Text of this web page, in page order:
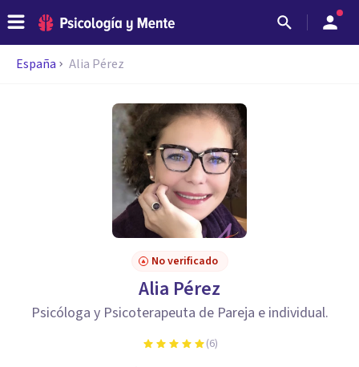
España Alia Pérez
No verificado
Alia Pérez
Psicóloga y Psicoterapeuta de Pareja e individual.
(6)